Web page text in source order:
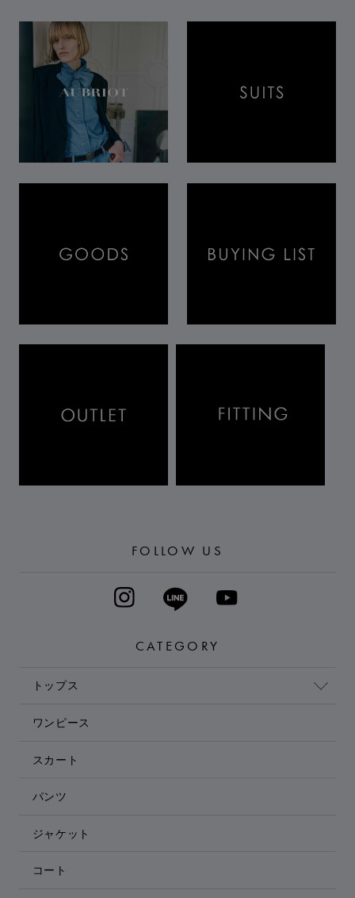
FOLLOW US
CATEGORY
トップス
ワンピース
スカート
パンツ
ジャケット
コート